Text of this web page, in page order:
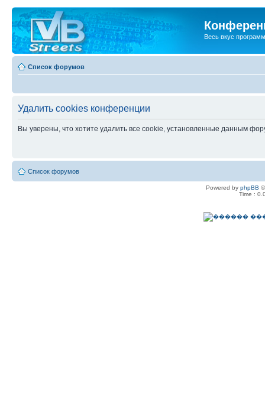
Весь вкус
Список форумов
Удалить cookies конференции
Вы уверены, что хотите удалить все cookie, установленные данным
Список форумов
Powered by phpBB
Time :